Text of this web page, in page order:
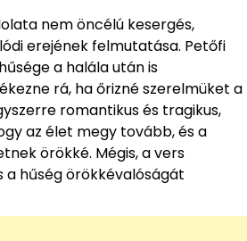
nem öncélú kesergés,
erejének felmutatása. Petőfi
a halála után is
rá, ha őrizné szerelmüket a
romantikus és tragikus,
az élet megy tovább, és a
örökké. Mégis, a vers
a hűség örökkévalóságát